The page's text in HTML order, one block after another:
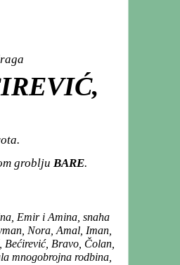
groblju BARE.
Emir i Amina, snaha
Nora, Amal, Iman,
Bravo, Čolan,
mnogobrojna rodbina,